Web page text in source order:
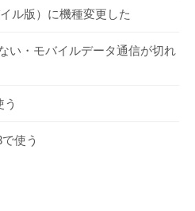
ル版）に機種変更した
い・モバイルデータ通信が切れ
使う